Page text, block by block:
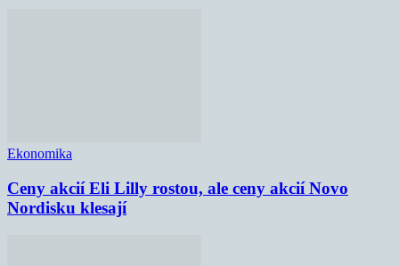
Ekonomika
Ceny akcií Eli Lilly rostou, ale ceny akcií Novo
Nordisku klesají